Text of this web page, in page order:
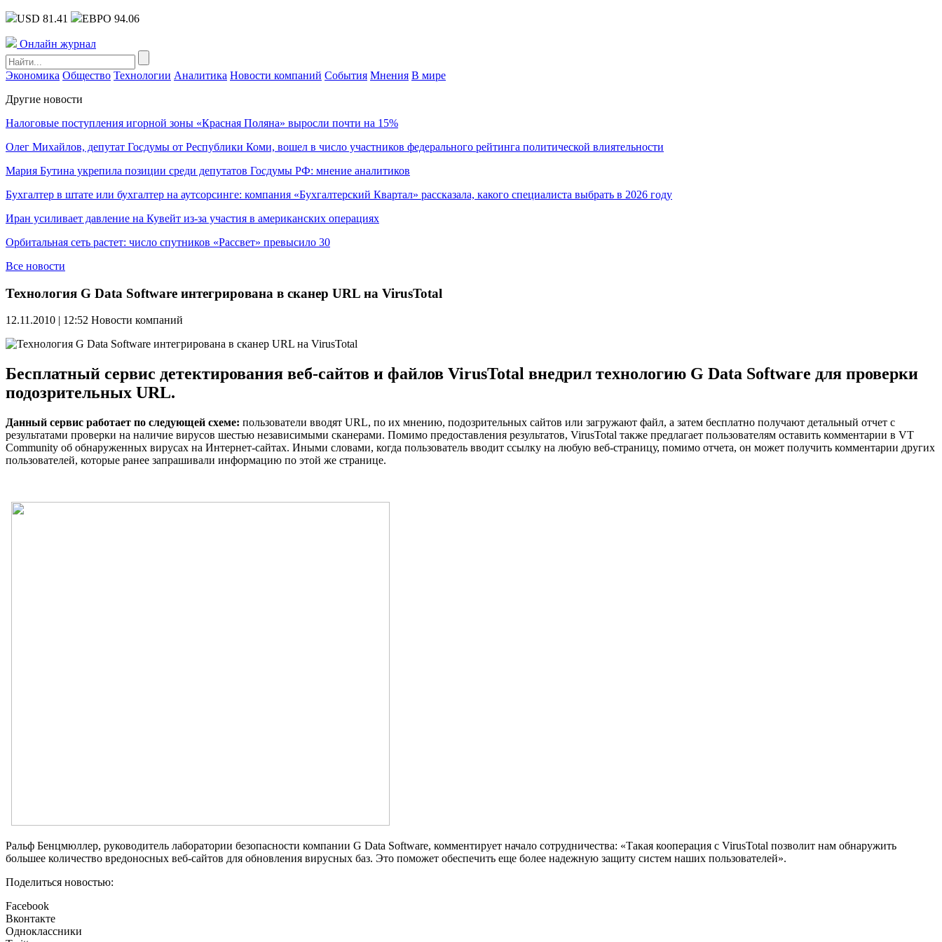
USD 81.41 ЕВРО 94.06
Онлайн журнал
Экономика Общество Технологии Аналитика Новости компаний События Мнения В мире
Другие новости
Налоговые поступления игорной зоны «Красная Поляна» выросли почти на 15%
Олег Михайлов, депутат Госдумы от Республики Коми, вошел в число участников федерального рейтинга политической влиятельности
Мария Бутина укрепила позиции среди депутатов Госдумы РФ: мнение аналитиков
Бухгалтер в штате или бухгалтер на аутсорсинге: компания «Бухгалтерский Квартал» рассказала, какого специалиста выбрать в 2026 году
Иран усиливает давление на Кувейт из-за участия в американских операциях
Орбитальная сеть растет: число спутников «Рассвет» превысило 30
Все новости
Технология G Data Software интегрирована в сканер URL на VirusTotal
12.11.2010 | 12:52 Новости компаний
Бесплатный сервис детектирования веб-сайтов и файлов VirusTotal внедрил технологию G Data Software для проверки
подозрительных URL.
Данный сервис работает по следующей схеме: пользователи вводят URL, по их мнению, подозрительных сайтов или загружают файл, а затем бесплатно получают детальный отчет с
результатами проверки на наличие вирусов шестью независимыми сканерами. Помимо предоставления результатов, VirusTotal также предлагает пользователям оставить комментарии в VT
Community об обнаруженных вирусах на Интернет-сайтах. Иными словами, когда пользователь вводит ссылку на любую веб-страницу, помимо отчета, он может получить комментарии других
пользователей, которые ранее запрашивали информацию по этой же странице.
Ральф Бенцмюллер, руководитель лаборатории безопасности компании G Data Software, комментирует начало сотрудничества: «Такая кооперация с VirusTotal позволит нам обнаружить
большее количество вредоносных веб-сайтов для обновления вирусных баз. Это поможет обеспечить еще более надежную защиту систем наших пользователей».
Поделиться новостью:
Facebook
Вконтакте
Одноклассники